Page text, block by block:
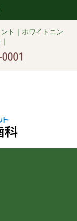
ト｜ホワイトニン